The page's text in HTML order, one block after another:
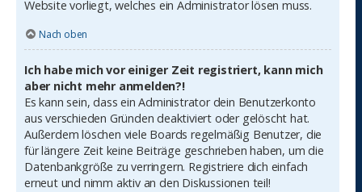
Website vorliegt, welches ein Administrator lösen muss.
Nach oben
Ich habe mich vor einiger Zeit registriert, kann mich
aber nicht mehr anmelden?!
Es kann sein, dass ein Administrator dein Benutzerkonto
aus verschieden Gründen deaktiviert oder gelöscht hat.
Außerdem löschen viele Boards regelmäßig Benutzer, die
für längere Zeit keine Beiträge geschrieben haben, um die
Datenbankgröße zu verringern. Registriere dich einfach
erneut und nimm aktiv an den Diskussionen teil!